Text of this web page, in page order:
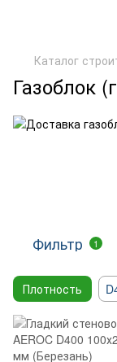
Каталог
Газоблок
Фильтр 1
Плотность